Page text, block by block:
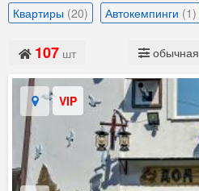
Квартиры (20) Автокемпинги (1)
107 шт обычная
VIP